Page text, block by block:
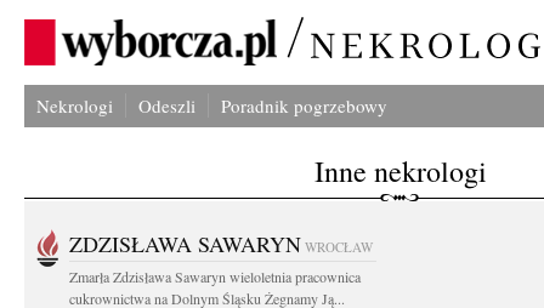
Nekrologi Odeszli Poradnik pogrzebowy
Inne nekrologi
ZDZISŁAWA SAWARYN WROCŁAW
Zmarła Zdzisława Sawaryn wieloletnia pracownica
cukrownictwa na Dolnym Śląsku Żegnamy Ją...